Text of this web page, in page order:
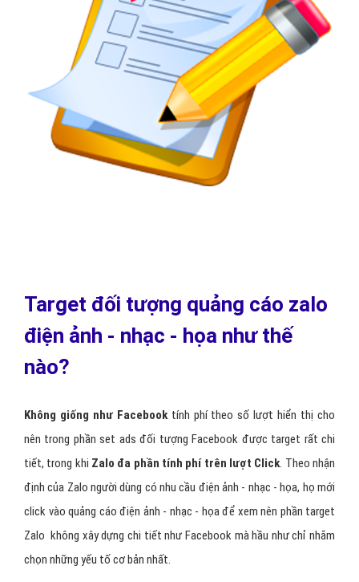
Target đối tượng quảng cáo zalo
điện ảnh - nhạc - họa như thế
nào?
Không giống như Facebook tính phí theo số lượt hiển thị cho
nên trong phần set ads đối tượng Facebook được target rất chi
tiết, trong khi Zalo đa phần tính phí trên lượt Click . Theo nhận
định của Zalo người dùng có nhu cầu điện ảnh - nhạc - họa, họ mới
click vào quảng cáo điện ảnh - nhạc - họa để xem nên phần target
Zalo không xây dựng chi tiết như Facebook mà hầu như chỉ nhắm
chọn những yếu tố cơ bản nhất.